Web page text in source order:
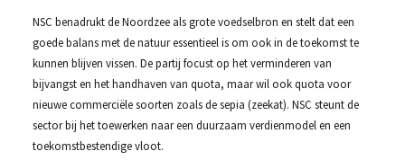
NSC benadrukt de Noordzee als grote voedselbron en stelt dat een
goede balans met de natuur essentieel is om ook in de toekomst te
kunnen blijven vissen. De partij focust op het verminderen van
bijvangst en het handhaven van quota, maar wil ook quota voor
nieuwe commerciële soorten zoals de sepia (zeekat). NSC steunt de
sector bij het toewerken naar een duurzaam verdienmodel en een
toekomstbestendige vloot.